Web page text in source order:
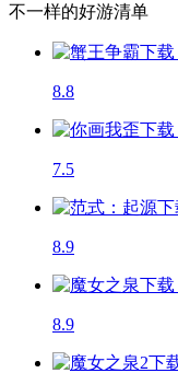
不一样的好游清单
8.8
7.5
8.9
8.9